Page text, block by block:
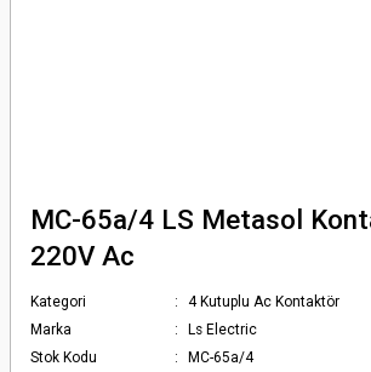
MC-65a/4 LS Metasol
220V Ac
Kategori
4 Kutuplu Ac Kontaktör
Marka
Ls Electric
Stok Kodu
MC-65a/4